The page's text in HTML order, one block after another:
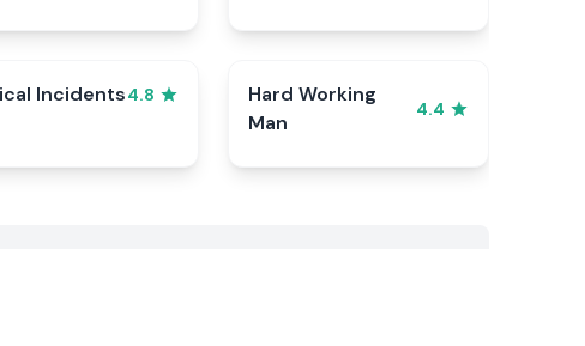
Incidents4.8
Hard Working
Man
4.4